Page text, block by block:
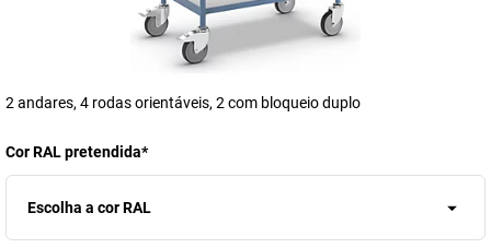
2 andares, 4 rodas orientáveis, 2 com bloqueio duplo
Cor RAL pretendida*
Escolha a cor RAL